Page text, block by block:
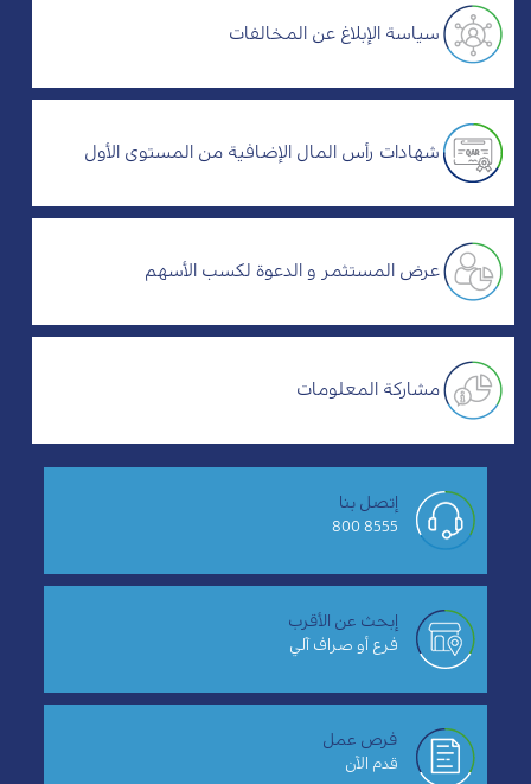
سياسة الإبلاغ عن المخالفات
شهادات رأس المال الإضافية من المستوى الأول
عرض المستثمر و الدعوة لكسب الأسهم
مشاركة المعلومات
إتصل بنا
8555 800
إبحث عن الأقرب
فرع أو صراف آلي
فرص عمل
قدم الآن